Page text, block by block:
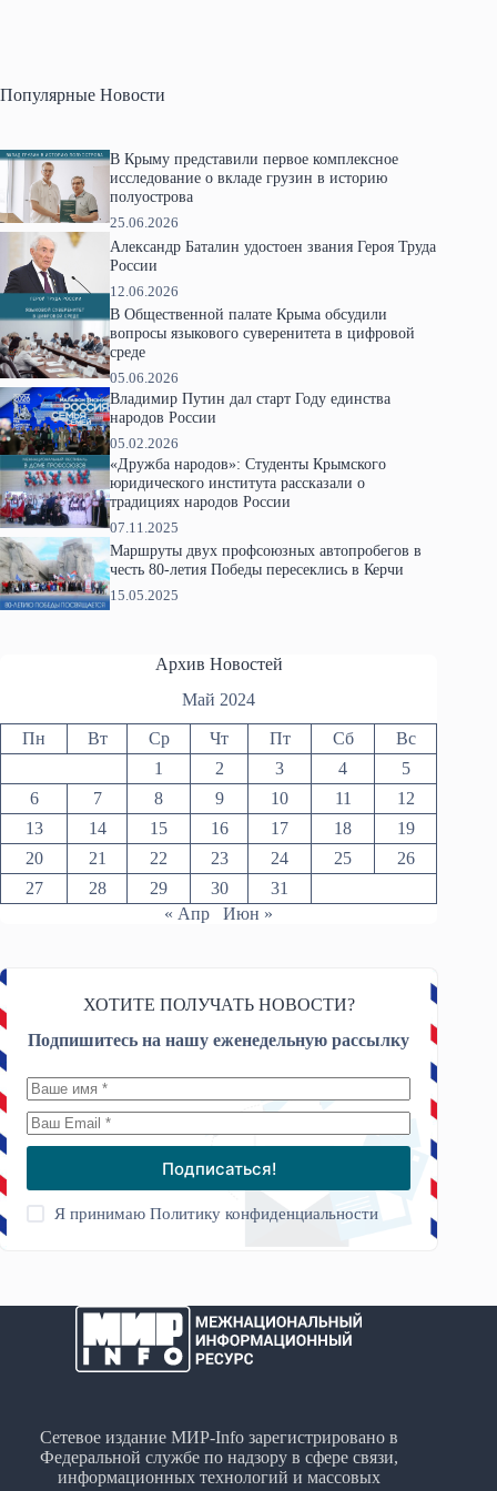
Популярные Новости
В Крыму представили первое комплексное
исследование о вкладе грузин в историю
полуострова
25.06.2026
Александр Баталин удостоен звания Героя Труда
России
12.06.2026
В Общественной палате Крыма обсудили
вопросы языкового суверенитета в цифровой
среде
05.06.2026
Владимир Путин дал старт Году единства
народов России
05.02.2026
«Дружба народов»: Студенты Крымского
юридического института рассказали о
традициях народов России
07.11.2025
Маршруты двух профсоюзных автопробегов в
честь 80-летия Победы пересеклись в Керчи
15.05.2025
Архив Новостей
Май 2024
Пн Вт Ср Чт Пт Сб
Вс
1
2 3 4
5
6
7 8 9 10 11
12
13
14 15 16 17 18
19
20
21 22 23 24 25
26
27
28 29 30
31
« Апр
Июн »
ХОТИТЕ ПОЛУЧАТЬ НОВОСТИ?
Подпишитесь на нашу еженедельную рассылку
Подписаться!
Я принимаюПолитику конфиденциальности
Сетевое издание МИР-Info зарегистрировано в
Федеральной службе по надзору в сфере связи,
информационных технологий и массовых